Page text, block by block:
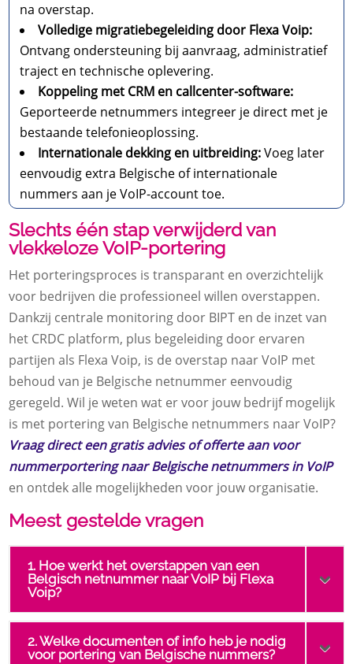
na overstap.
Volledige migratiebegeleiding door Flexa Voip:
Ontvang ondersteuning bij aanvraag, administratief
traject en technische oplevering.
Koppeling met CRM en callcenter-software:
Geporteerde netnummers integreer je direct met je
bestaande telefonieoplossing.
Internationale dekking en uitbreiding:Voeg later
eenvoudig extra Belgische of internationale
nummers aan je VoIP-account toe.
Slechts één stap verwijderd van
vlekkeloze VoIP-portering
Het porteringsproces is transparant en overzichtelijk
voor bedrijven die professioneel willen overstappen.
Dankzij centrale monitoring door BIPT en de inzet van
het CRDC platform, plus begeleiding door ervaren
partijen als Flexa Voip, is de overstap naar VoIP met
behoud van je Belgische netnummer eenvoudig
geregeld. Wil je weten wat er voor jouw bedrijf mogelijk
is met portering van Belgische netnummers naar VoIP?
Vraag direct een gratis advies of offerte aan voor
nummerportering naar Belgische netnummers in VoIP
en ontdek alle mogelijkheden voor jouw organisatie.
Meest gestelde vragen
1. Hoe werkt het overstappen van een
Belgisch netnummer naar VoIP bij Flexa
Voip?
2. Welke documenten of info heb je nodig
voor portering van Belgische nummers?